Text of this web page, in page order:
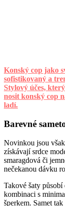
Konský cop jako
sofistikovaný a
Stylový účes,
nosit konský cop
ladí.
Barevné
Novinkou jsou
získávají srdce
smaragdová či
nečekanou dávku
Takové šaty působí
kombinaci s
šperkem. Samet